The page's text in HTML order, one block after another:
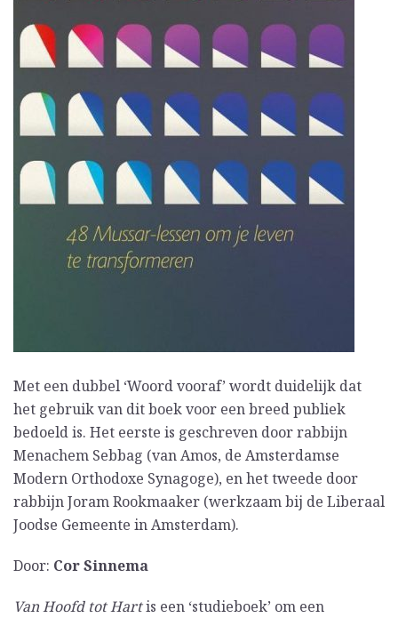
Met een dubbel ‘Woord vooraf’ wordt duidelijk dat
het gebruik van dit boek voor een breed publiek
bedoeld is. Het eerste is geschreven door rabbijn
Menachem Sebbag (van Amos, de Amsterdamse
Modern Orthodoxe Synagoge), en het tweede door
rabbijn Joram Rookmaaker (werkzaam bij de Liberaal
Joodse Gemeente in Amsterdam).
Door: Cor Sinnema
Van Hoofd tot Hartis een ‘studieboek’ om een